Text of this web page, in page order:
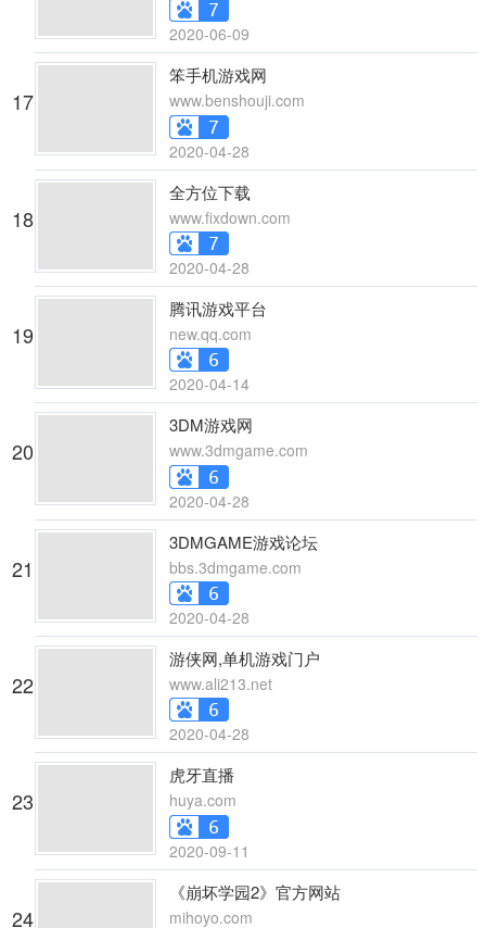
2020-06-09
17
笨手机游戏网
www.benshouji.com
2020-04-28
18
全方位下载
www.fixdown.com
2020-04-28
19
腾讯游戏平台
new.qq.com
2020-04-14
20
3DM游戏网
www.3dmgame.com
2020-04-28
21
3DMGAME游戏论坛
bbs.3dmgame.com
2020-04-28
22
游侠网,单机游戏门户
www.ali213.net
2020-04-28
23
虎牙直播
huya.com
2020-09-11
24
《崩坏学园2》官方网站
mihoyo.com